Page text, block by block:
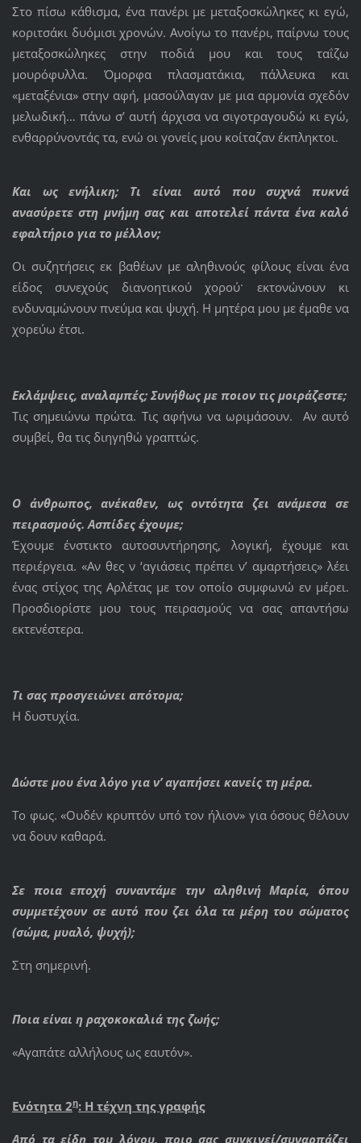
Στο πίσω κάθισμα, ένα πανέρι με μεταξοσκώληκες κι εγώ,
κοριτσάκι δυόμισι χρονών. Ανοίγω το πανέρι, παίρνω τους
μεταξοσκώληκες στην ποδιά μου και τους ταΐζω
μουρόφυλλα. Όμορφα πλασματάκια, πάλλευκα και
«μεταξένια» στην αφή, μασούλαγαν με μια αρμονία σχεδόν
μελωδική… πάνω σ’ αυτή άρχισα να σιγοτραγουδώ κι εγώ,
ενθαρρύνοντάς τα, ενώ οι γονείς μου κοίταζαν έκπληκτοι.
Και ως ενήλικη; Τι είναι αυτό που συχνά πυκνά
ανασύρετε στη μνήμη σας και αποτελεί πάντα ένα καλό
εφαλτήριο για το μέλλον;
Οι συζητήσεις εκ βαθέων με αληθινούς φίλους είναι ένα
είδος συνεχούς διανοητικού χορού· εκτονώνουν κι
ενδυναμώνουν πνεύμα και ψυχή. Η μητέρα μου με έμαθε να
χορεύω έτσι.
Εκλάμψεις, αναλαμπές; Συνήθως με ποιον τις μοιράζεστε;
Τις σημειώνω πρώτα. Τις αφήνω να ωριμάσουν. Αν αυτό
συμβεί, θα τις διηγηθώ γραπτώς.
Ο άνθρωπος, ανέκαθεν, ως οντότητα ζει ανάμεσα σε
πειρασμούς. Ασπίδες έχουμε;
Έχουμε ένστικτο αυτοσυντήρησης, λογική, έχουμε και
περιέργεια. «Αν θες ν ‘αγιάσεις πρέπει ν’ αμαρτήσεις» λέει
ένας στίχος της Αρλέτας με τον οποίο συμφωνώ εν μέρει.
Προσδιορίστε μου τους πειρασμούς να σας απαντήσω
εκτενέστερα.
Τι σας προσγειώνει απότομα;
Η δυστυχία.
Δώστε μου ένα λόγο για ν’ αγαπήσει κανείς τη μέρα.
Το φως. «Ουδέν κρυπτόν υπό τον ήλιον» για όσους θέλουν
να δουν καθαρά.
Σε ποια εποχή συναντάμε την αληθινή Μαρία, όπου
συμμετέχουν σε αυτό που ζει όλα τα μέρη του σώματος
(σώμα, μυαλό, ψυχή);
Στη σημερινή.
Ποια είναι η ραχοκοκαλιά της ζωής;
«Αγαπάτε αλλήλους ως εαυτόν».
Ενότητα 2η: H τέχνη της γραφής
Από τα είδη του λόγου, ποιο σας συγκινεί/συναρπάζει